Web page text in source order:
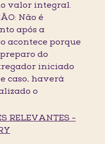
valor integral.
Não é
após a
acontece porque
do
iniciado
caso, haverá
o
RELEVANTES -